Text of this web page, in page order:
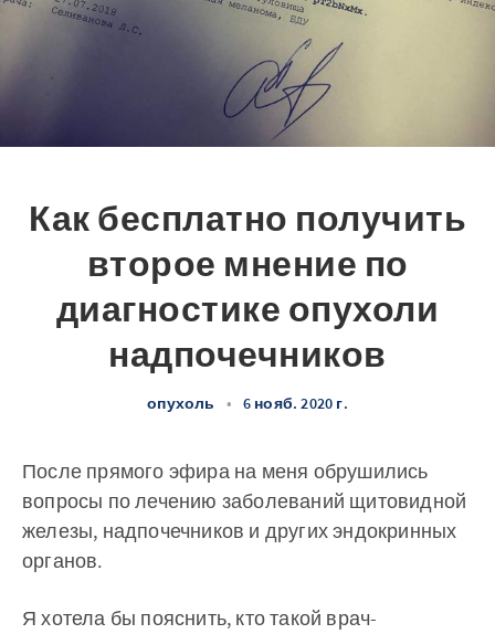
Как бесплатно получить
второе мнение по
диагностике опухоли
надпочечников
опухоль • 6 нояб. 2020 г.
После прямого эфира на меня обрушились
вопросы по лечению заболеваний щитовидной
железы, надпочечников и других эндокринных
органов.
Я хотела бы пояснить, кто такой врач-